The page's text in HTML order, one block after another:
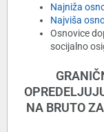
Najniža
Najviša
Osnovice
socijalno
NA BRUTO